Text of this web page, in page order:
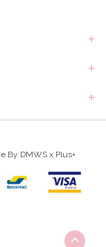
By DMWS x Plus+